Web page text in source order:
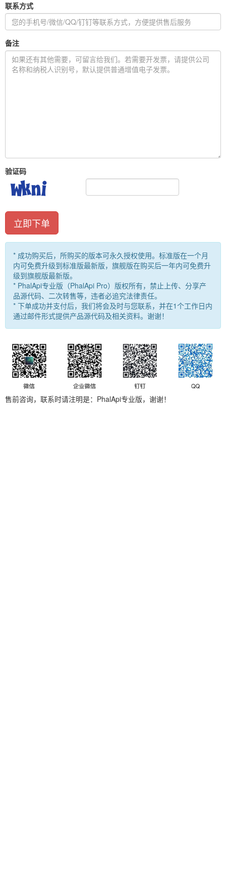
联系方式
备注
验证码
立即下单
* 成功购买后，所购买的版本可永久授权使用。标准版在一个月
内可免费升级到标准版最新版，旗舰版在购买后一年内可免费升
级到旗舰版最新版。
* PhalApi专业版（PhalApi Pro）版权所有，禁止上传、分享产
品源代码、二次转售等，违者必追究法律责任。
* 下单成功并支付后，我们将会及时与您联系，并在1个工作日内
通过邮件形式提供产品源代码及相关资料。谢谢！
售前咨询，联系时请注明是：PhalApi专业版，谢谢！